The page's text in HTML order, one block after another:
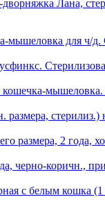
дворняжка Лана,
мышеловка для ч/д.
кошечка-
размера,
размера, 2 года,
черно-коричн.,
с белым кошка (1